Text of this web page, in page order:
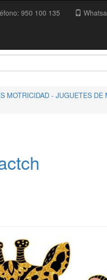
950 100 135
MOTRICIDAD - JUGUETES